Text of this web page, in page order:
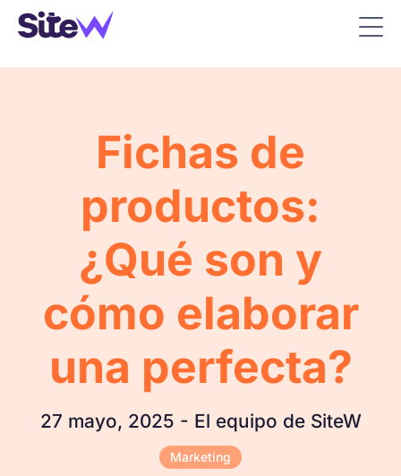
Fichas de
productos:
¿Qué son y
cómo elaborar
una perfecta?
27 mayo, 2025 - El equipo de SiteW
Marketing